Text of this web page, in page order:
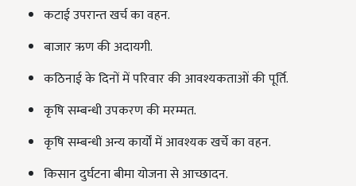
कटाई उपरान्त खर्च का वहन.
बाजार ऋण की अदायगी.
कठिनाई के दिनों में परिवार की आवश्यकताओं की पूर्ति.
कृषि सम्बन्धी उपकरण की मरम्मत.
कृषि सम्बन्धी अन्य कार्यों में आवश्यक खर्चे का वहन.
किसान दुर्घटना बीमा योजना से आच्छादन.